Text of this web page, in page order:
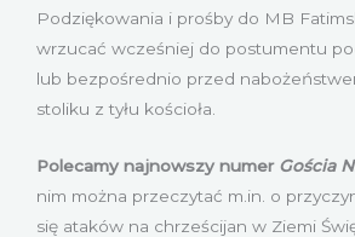
Podziękowania i prośby do MB
wrzucać wcześniej do postumentu
lub bezpośrednio przed
stoliku z tyłu kościoła.
Polecamy najnowszy numer Gościa
nim można przeczytać m.in. o
się ataków na chrześcijan w Ziemi